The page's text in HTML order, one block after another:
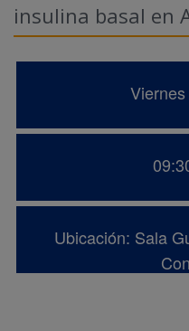
insulina basal en
Ubicación: Sala